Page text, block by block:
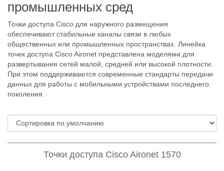
промышленных сред
Точки доступа Cisco для наружного размещения
обеспечивают стабильные каналы связи в любых
общественных или промышленных пространствах. Линейка
точек доступа Cisco Aironet представлена моделями для
развертывания сетей малой, средней или высокой плотности.
При этом поддерживаются современные стандарты передачи
данных для работы с мобильными устройствами последнего
поколения.
Точки доступа Cisco Aironet 1570